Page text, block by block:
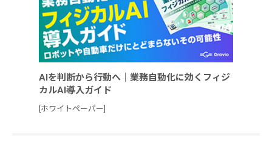
AIを判断から行動へ｜業務自動化に効くフィジ
カルAI導入ガイド
[ホワイトペーパー]